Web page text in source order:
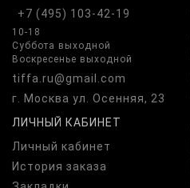
+7 (495) 103-42-19
10-18
Суббота выходной
Воскресенье выходной
tiffa.ru@gmail.com
г. Москва ул. Осенняя, 23
ЛИЧНЫЙ КАБИНЕТ
Личный кабинет
История заказа